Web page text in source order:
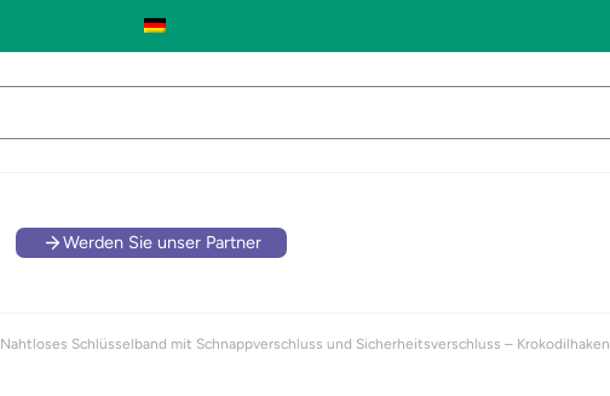
Werden Sie unser Partner
Nahtloses Schlüsselband mit Schnappverschluss und Sicherheitsverschluss – Krokodilhaken